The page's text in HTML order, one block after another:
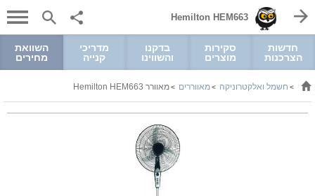
Hemilton HEM663
חדשות
הצרכנות
סקירות
מוצרים
בדקנו
והשווינו
מדריכי
קנייה
השוואת
מחירים
> חשמל ואלקטרוניקה >מאווררים >מאוורר Hemilton HEM663